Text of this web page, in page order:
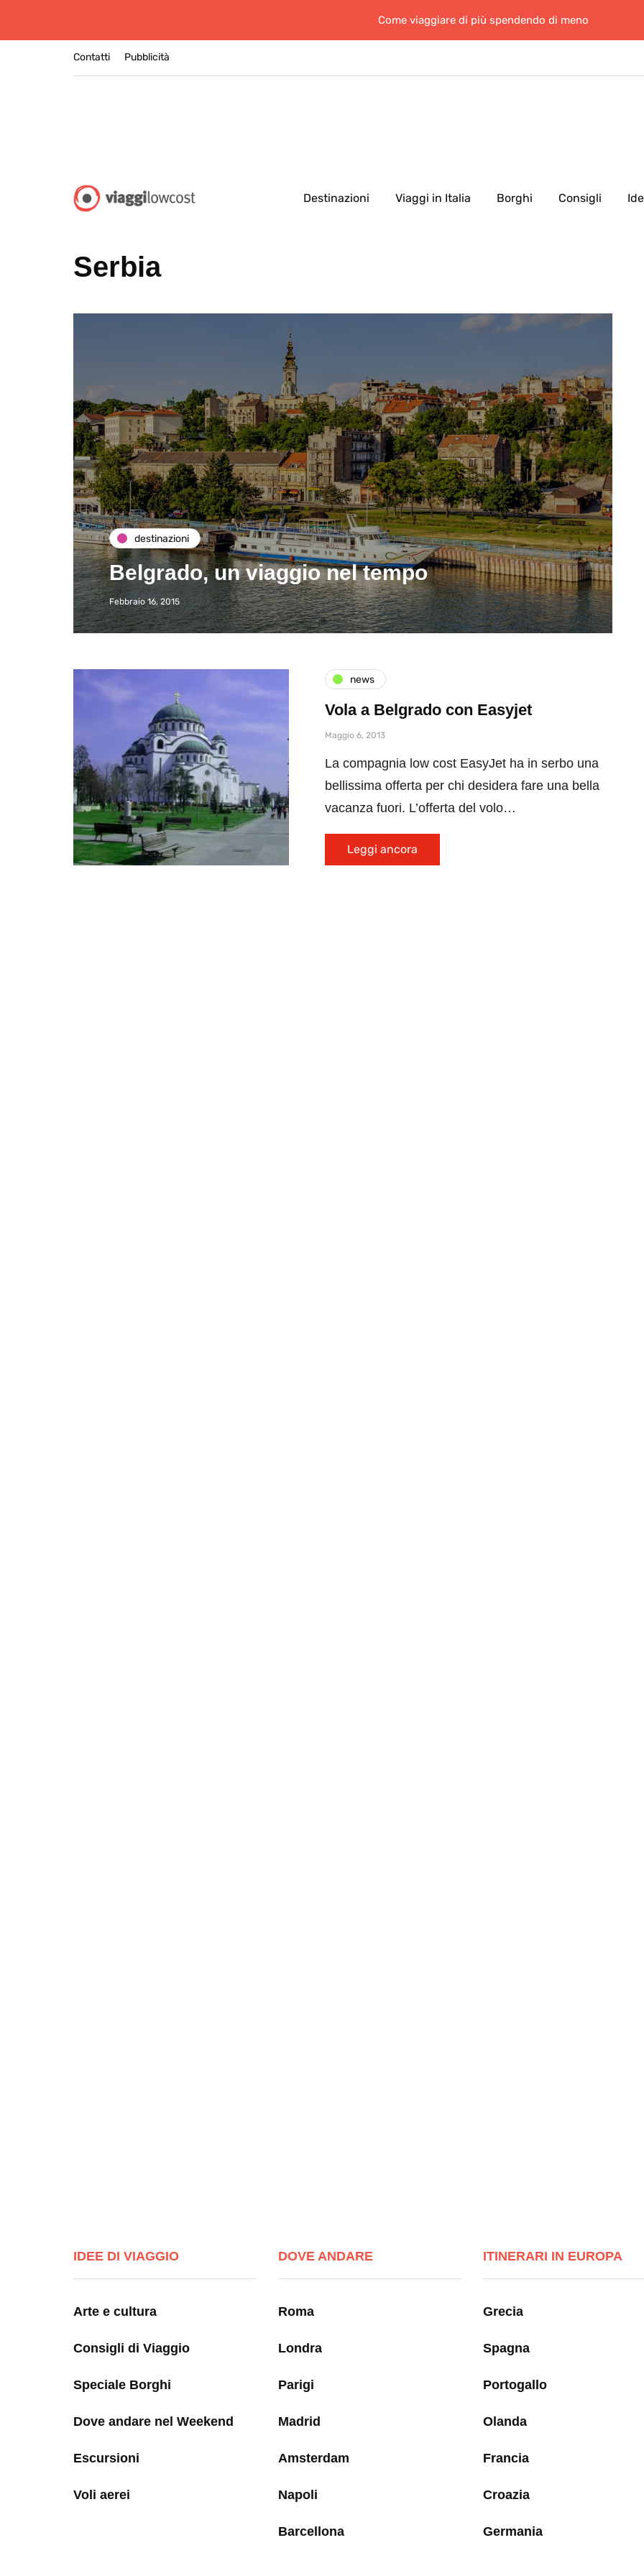
Come viaggiare di più spendendo di meno
Contatti Pubblicità
Destinazioni Viaggi in Italia Borghi Consigli
Serbia
destinazioni
Belgrado, un viaggio nel tempo
Febbraio 16, 2015
news
Vola a Belgrado con Easyjet
Maggio 6, 2013
La compagnia low cost EasyJet ha in serbo una
bellissima offerta per chi desidera fare una bella
vacanza fuori. L’offerta del volo…
Leggi ancora
IDEE DI VIAGGIO
Arte e cultura
Consigli di Viaggio
Speciale Borghi
Dove andare nel Weekend
Escursioni
Voli aerei
DOVE ANDARE
Roma
Londra
Parigi
Madrid
Amsterdam
Napoli
Barcellona
ITINERARI IN EUROPA
Grecia
Spagna
Portogallo
Olanda
Francia
Croazia
Germania